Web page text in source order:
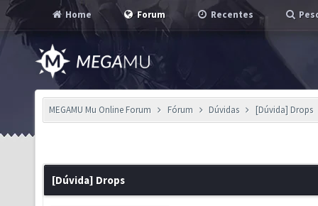
Home Forum Recentes
MEGAMU Mu Online Forum Fórum Dúvidas [Dúvida] Drops
[Dúvida] Drops